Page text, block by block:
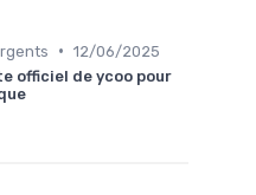
• 12/06/2025
officiel de ycoo pour